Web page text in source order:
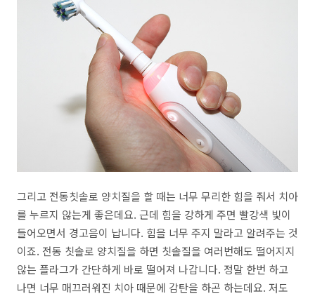
그리고 전동칫솔로 양치질을 할 때는 너무 무리한 힘을 줘서 치아
를 누르지 않는게 좋은데요. 근데 힘을 강하게 주면 빨강색 빛이
들어오면서 경고음이 납니다. 힘을 너무 주지 말라고 알려주는 것
이죠. 전동 칫솔로 양치질을 하면 칫솔질을 여러번해도 떨어지지
않는 플라그가 간단하게 바로 떨어져 나갑니다. 정말 한번 하고
나면 너무 매끄러워진 치아 때문에 감탄을 하곤 하는데요. 저도